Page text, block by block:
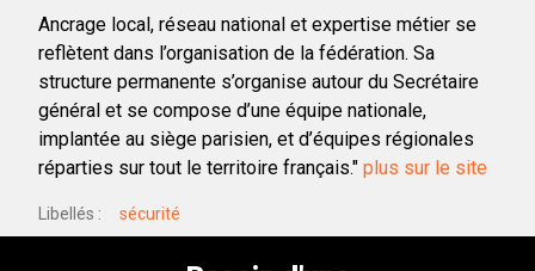
Ancrage local, réseau national et expertise métier se
reflètent dans l’organisation de la fédération. Sa
structure permanente s’organise autour du Secrétaire
général et se compose d’une équipe nationale,
implantée au siège parisien, et d’équipes régionales
réparties sur tout le territoire français." plus sur le site
Libellés sécurité